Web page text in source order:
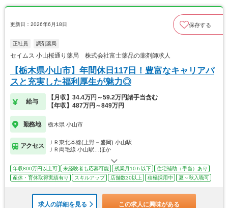
更新日：2026年6月18日 保存する
正社員 調剤薬局
セイムス 小山桜通り薬局 株式会社富士薬品の薬剤師求人
【栃木県小山市】年間休日117日！豊富なキャリアパ
スと充実した福利厚生が魅力◎
給与
【月収】34.4万円～59.2万円諸手当含む
【年収】487万円～849万円
勤務地 栃木県 小山市
アクセス
ＪＲ東北本線(上野－盛岡) 小山駅
ＪＲ両毛線 小山駅…ほか
年収800万円以上可 未経験者も応募可能 残業月10ｈ以下
住宅補助（手当）あり
産休・育休取得実績有り
スキルアップ 店舗数30以上 積極採用中 夏～秋入職可
求人の詳細を見る この求人に興味がある